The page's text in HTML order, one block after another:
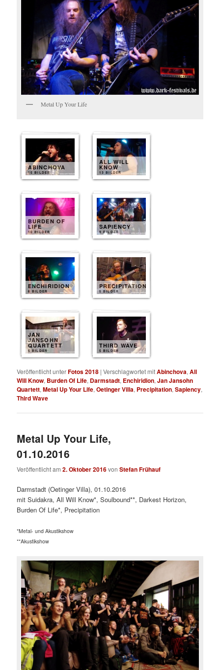
Metal Up Your Life
ABINCHOVA
15 BILDER
ALL WILL
KNOW
13 BILDER
BURDEN OF
LIFE
10 BILDER
SAPIENCY
9 BILDER
ENCHIRIDION
6 BILDER
PRECIPITATION
5 BILDER
JAN
JANSOHN
QUARTETT
5 BILDER
THIRD WAVE
5 BILDER
Veröffentlicht unterFotos 2018 |Verschlagwortet mitAbinchova,All
Will Know, Burden Of Life, Darmstadt, Enchiridion,Jan Jansohn
Quartett,Metal Up Your Life,Oetinger Villa, Precipitation,Sapiency,
Third Wave
Metal Up Your Life,
01.10.2016
Veröffentlicht am2. Oktober 2016vonStefan Frühauf
Darmstadt (Oetinger Villa), 01.10.2016
mit Suidakra, All Will Know*, Soulbound**, Darkest Horizon,
Burden Of Life*, Precipitation
*Metal- und Akustikshow
**Akustikshow